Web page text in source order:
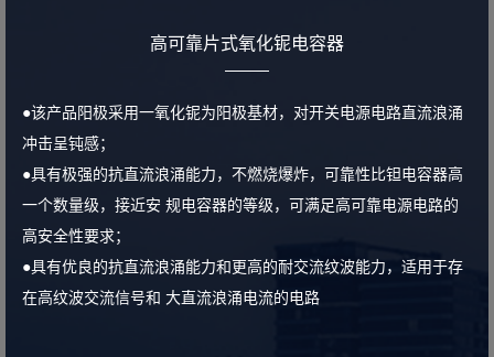
高可靠片式氧化铌电容器
●该产品阳极采用一氧化铌为阳极基材，对开关电源电路直流浪涌
冲击呈钝感；
●具有极强的抗直流浪涌能力，不燃烧爆炸，可靠性比钽电容器高
一个数量级，接近安 规电容器的等级，可满足高可靠电源电路的
高安全性要求；
●具有优良的抗直流浪涌能力和更高的耐交流纹波能力，适用于存
在高纹波交流信号和 大直流浪涌电流的电路